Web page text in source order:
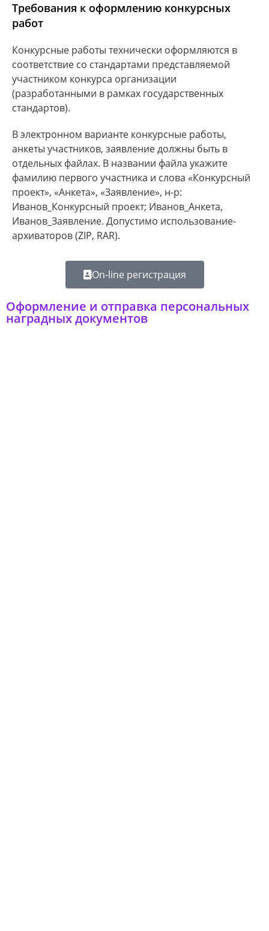
Требования к оформлению конкурсных
работ
Конкурсные работы технически оформляются в
соответствие со стандартами представляемой
участником конкурса организации
(разработанными в рамках государственных
стандартов).
В электронном варианте конкурсные работы,
анкеты участников, заявление должны быть в
отдельных файлах. В названии файла укажите
фамилию первого участника и слова «Конкурсный
проект», «Анкета», «Заявление», н-р:
Иванов_Конкурсный проект; Иванов_Анкета,
Иванов_Заявление. Допустимо использование-
архиваторов (ZIP, RAR).
On-line регистрация
Оформление и отправка персональных
наградных документов